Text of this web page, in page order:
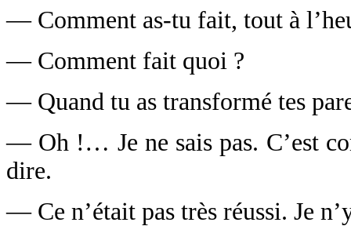
— Comment as-tu fait, tout à
— Comment fait quoi ?
— Quand tu as transformé tes
— Oh !… Je ne sais pas. C’est
dire.
— Ce n’était pas très réussi. Je